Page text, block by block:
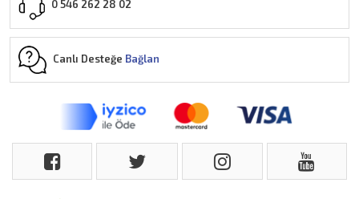
0 546 262 28 02
Canlı Desteğe Bağlan